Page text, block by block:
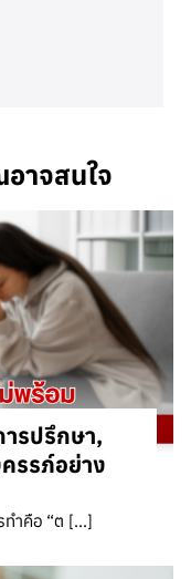
าจสนใจ
รปรึกษา,
รรภ์อย่าง
ทำคือ “ต […]